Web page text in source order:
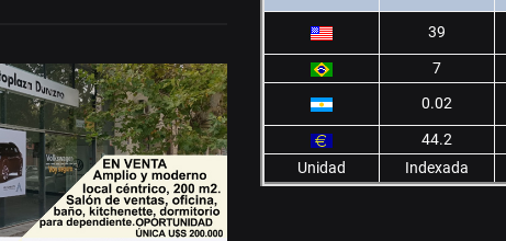
39
7
0.02
44.2
Unidad
Indexada